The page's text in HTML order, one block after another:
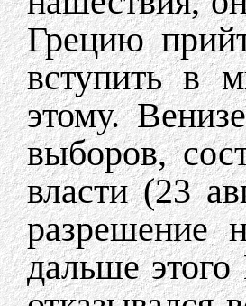
Грецию
вступить в
этому.
выборов,
власти (23
разрешение
дальше